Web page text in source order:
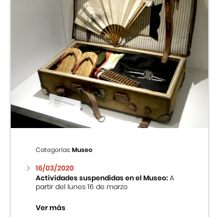
Categorías:Museo
16/03/2020
Actividades suspendidas en el Museo:A
partir del lunes 16 de marzo
Ver más